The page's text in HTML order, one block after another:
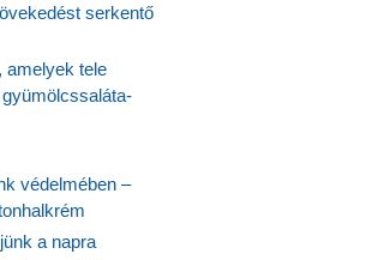
serkentő
amelyek tele
védelmében –
a napra